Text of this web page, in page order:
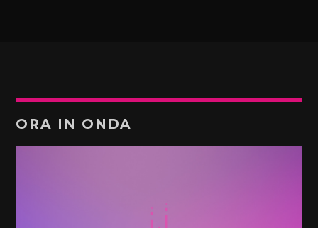
ORA IN ONDA